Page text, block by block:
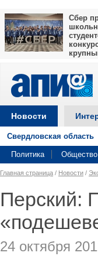
Сбер
Новости
Свердловская область
Политика Общество
Главная страница / Новости /
Перский:
24 октября